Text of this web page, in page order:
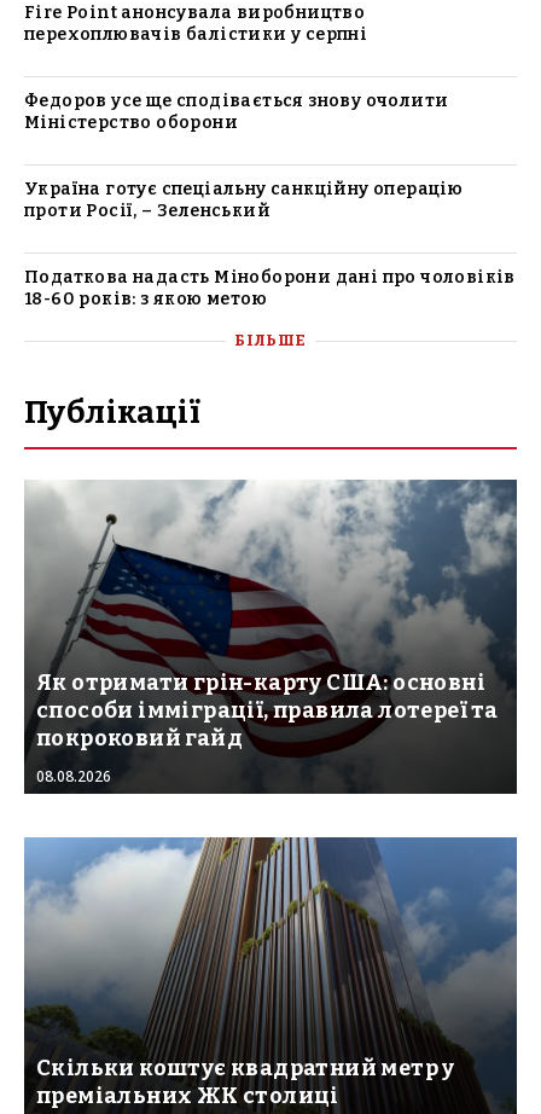
Fire Point анонсувала виробництво
перехоплювачів балістики у серпні
Федоров усе ще сподівається знову очолити
Міністерство оборони
Україна готує спеціальну санкційну операцію
проти Росії, – Зеленський
Податкова надасть Міноборони дані про чоловіків
18-60 років: з якою метою
БІЛЬШЕ
Публікації
Як отримати грін-карту США: основні
способи імміграції, правила лотереї та
покроковий гайд
08.08.2026
Скільки коштує квадратний метр у
преміальних ЖК столиці